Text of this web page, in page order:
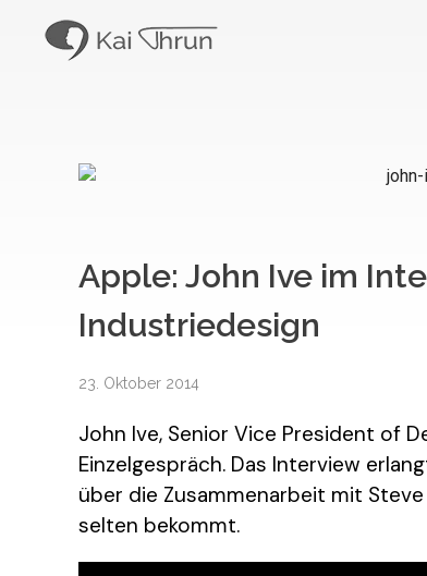
Apple: John Ive im
Industriedesign
23. Oktober 2014
John Ive, Senior Vice President of
Einzelgespräch. Das Interview
über die Zusammenarbeit mit
selten bekommt.